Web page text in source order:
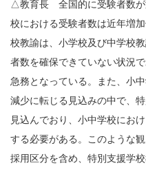
△教育長 全国的に受験者数が
校における受験者数は近年増
校教諭は、小学校及び中学校
者数を確保できていない状況
急務となっている。また、小
減少に転じる見込みの中で、
見込んでおり、小中学校にお
する必要がある。このような
採用区分を含め、特別支援学